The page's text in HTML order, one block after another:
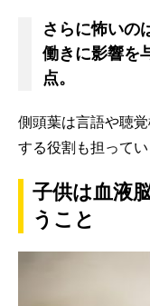
さらに怖いの
働きに影響を
点。
側頭葉は言語や聴
する役割も担ってい
子供は血液
うこと